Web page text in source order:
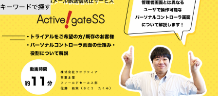
キーワードで探す
ブログ
記事を探す